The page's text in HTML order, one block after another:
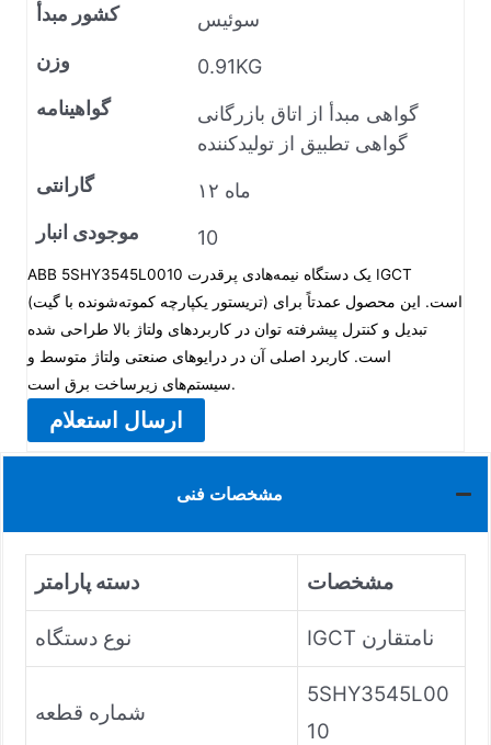
کشور مبدأ
سوئیس
وزن
0.91KG
گواهینامه
گواهی مبدأ از اتاق بازرگانی
گواهی تطبیق از تولیدکننده
گارانتی
۱۲ ماه
موجودی انبار
10
ABB 5SHY3545L0010 یک دستگاه نیمه‌هادی پرقدرت IGCT
(تریستور یکپارچه کموته‌شونده با گیت) است. این محصول عمدتاً برای
تبدیل و کنترل پیشرفته توان در کاربردهای ولتاژ بالا طراحی شده
است. کاربرد اصلی آن در درایوهای صنعتی ولتاژ متوسط و
سیستم‌های زیرساخت برق است.
ارسال استعلام
مشخصات فنی
دسته پارامتر مشخصات
نوع دستگاه IGCT نامتقارن
شماره قطعه
5SHY3545L00
10